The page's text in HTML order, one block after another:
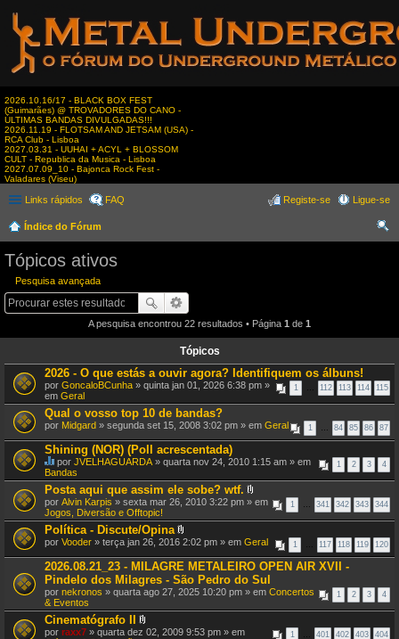
2026.10.16/17 - BLACK BOX FEST
(Guimarães) @ TROVADORES DO CANO -
ÚLTIMAS BANDAS DIVULGADAS!!!
2026.11.19 - FLOTSAM AND JETSAM (USA) -
RCA Club - Lisboa
2027.03.31 - UUHAI + ACYL + BLOSSOM
CULT - Republica da Musica - Lisboa
2027.07.09_10 - Bajonca Rock Fest -
Valadares (Viseu)
Links rápidos FAQ Ligue-se
Registe-se
Índice do Fórum
Tópicos ativos
Pesquisa avançada
A pesquisa encontrou 22 resultados • Página 1 de 1
Tópicos
2026 - O que estás a ouvir agora? Identifiquem os álbuns!
1 112 113 114 115
por GoncaloBCunha » quinta jan 01, 2026 6:38 pm »
em Geral
Qual o vosso top 10 de bandas?
1 84 85 86 87
por Midgard » segunda set 15, 2008 3:02 pm » em Geral
Shining (NOR) (Poll acrescentada)
1 2 3 4
E
s
t
e
T
ó
p
i
c
o
t
e
m
u
m
a
por JVELHAGUARDA » quarta nov 24, 2010 1:15 am » em
Bandas
Posta aqui que assim ele sobe? wtf.
A
e
o
s
)
1 341 342 343 344
por Alvin Karpis » sexta mar 26, 2010 3:22 pm » em
Jogos, Diversão e Offtopic!
Política - Discute/Opina
A
e
x
o
(
)
1 117 118 119 120
por Vooder » terça jan 26, 2016 2:02 pm » em Geral
2026.08.21_23 - MILAGRE METALEIRO OPEN AIR XVII -
Pindelo dos Milagres - São Pedro do Sul
1 2 3 4
por nekronos » quarta ago 27, 2025 10:20 pm » em Concertos
& Eventos
Cinematógrafo II
A
1 401 402 403 404
por raxx7 » quarta dez 02, 2009 9:53 pm » em